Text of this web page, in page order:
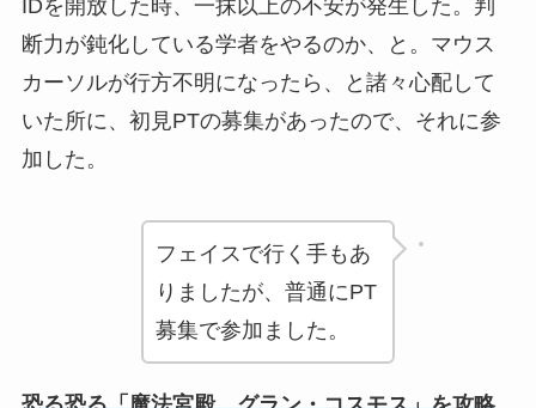
IDを開放した時、一抹以上の不安が発生した。判
断力が鈍化している学者をやるのか、と。マウス
カーソルが行方不明になったら、と諸々心配して
いた所に、初見PTの募集があったので、それに参
加した。
フェイスで行く手もあ
りましたが、普通にPT
募集で参加ました。